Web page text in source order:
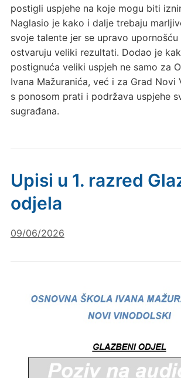
postigli uspjehe na koje mogu biti
Naglasio je kako i dalje trebaju
svoje talente jer se upravo upornošću
ostvaruju veliki rezultati. Dodao je
postignuća veliki uspjeh ne samo za
Ivana Mažuranića, već i za Grad Novi
s ponosom prati i podržava uspjehe
sugrađana.
Upisi u 1. razred
odjela
09/06/2026